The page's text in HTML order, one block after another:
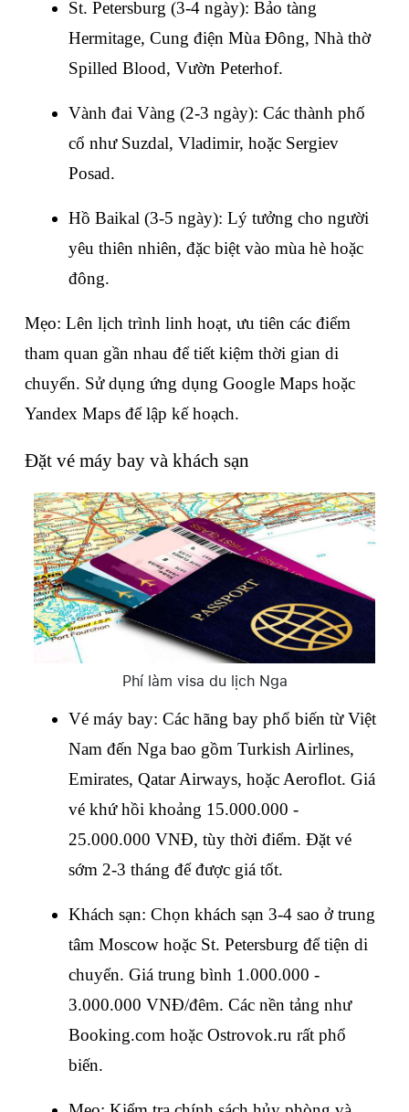
St. Petersburg (3-4 ngày): Bảo tàng
Hermitage, Cung điện Mùa Đông, Nhà thờ
Spilled Blood, Vườn Peterhof.
Vành đai Vàng (2-3 ngày): Các thành phố
cổ như Suzdal, Vladimir, hoặc Sergiev
Posad.
Hồ Baikal (3-5 ngày): Lý tưởng cho người
yêu thiên nhiên, đặc biệt vào mùa hè hoặc
đông.
Mẹo: Lên lịch trình linh hoạt, ưu tiên các điểm
tham quan gần nhau để tiết kiệm thời gian di
chuyển. Sử dụng ứng dụng Google Maps hoặc
Yandex Maps để lập kế hoạch.
Đặt vé máy bay và khách sạn
Phí làm visa du lịch Nga
Vé máy bay: Các hãng bay phổ biến từ Việt
Nam đến Nga bao gồm Turkish Airlines,
Emirates, Qatar Airways, hoặc Aeroflot. Giá
vé khứ hồi khoảng 15.000.000 -
25.000.000 VNĐ, tùy thời điểm. Đặt vé
sớm 2-3 tháng để được giá tốt.
Khách sạn: Chọn khách sạn 3-4 sao ở trung
tâm Moscow hoặc St. Petersburg để tiện di
chuyển. Giá trung bình 1.000.000 -
3.000.000 VNĐ/đêm. Các nền tảng như
Booking.com hoặc Ostrovok.ru rất phổ
biến.